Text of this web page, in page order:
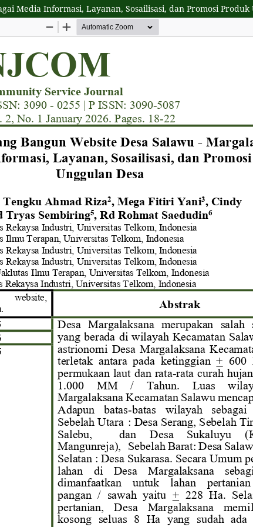
Media Informasi, Layanan, Sosailisasi, dan Promosi Produk